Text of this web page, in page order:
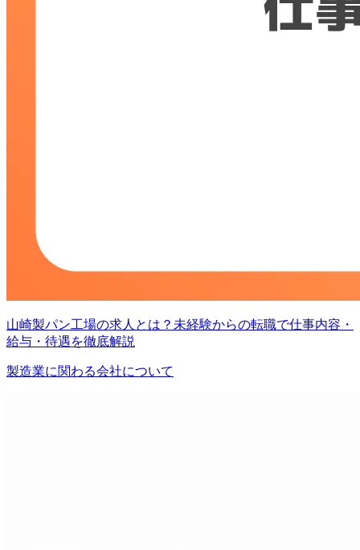
山崎製パン工場の求人とは？未経験からの転職で仕事内容・
給与・待遇を徹底解説
製造業に関わる会社について